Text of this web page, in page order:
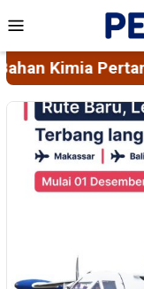
to
content
Menu
KKN